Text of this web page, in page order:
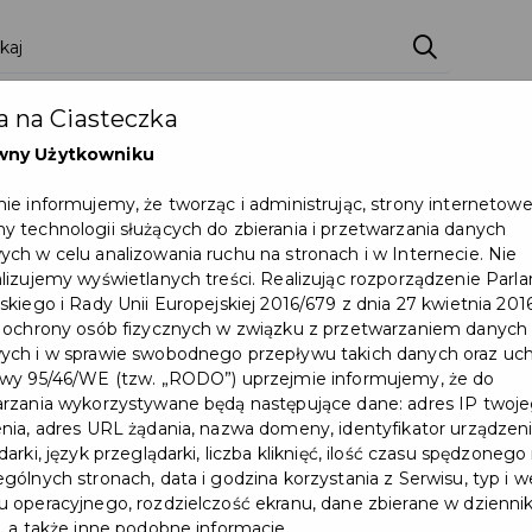
Wydarzenia
Programy
Mapa Miasta Załatw sprawę
Ochrona ludności
Liczba wydarzeń spełniających
na Ciasteczka
Użytkowniku
informujemy, że tworząc i administrując, strony internetowe
technologii służących do zbierania i przetwarzania danych
w celu analizowania ruchu na stronach i w Internecie. Nie
wyświetlanych treści. Realizując rozporządzenie
i Rady Unii Europejskiej 2016/679 z dnia 27 kwietnia
ochrony osób fizycznych w związku z przetwarzaniem danych
i w sprawie swobodnego przepływu takich danych oraz
95/46/WE (tzw. „RODO”) uprzejmie informujemy, że do
wykorzystywane będą następujące dane: adres IP
adres URL żądania, nazwa domeny, identyfikator
język przeglądarki, liczba kliknięć, ilość czasu spędzonego
stronach, data i godzina korzystania z Serwisu, typ i
operacyjnego, rozdzielczość ekranu, dane zbierane w